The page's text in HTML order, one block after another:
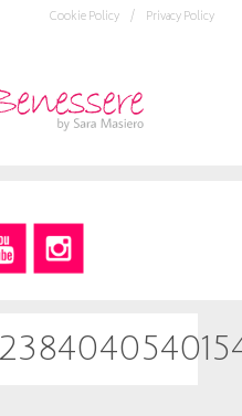
Privacy Policy
Cookie Policy /